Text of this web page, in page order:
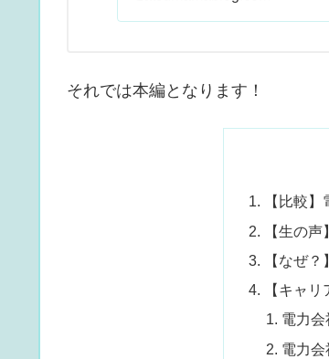
それでは本編となります！
【比較
【生の
【なぜ
【キャ
電力
電力